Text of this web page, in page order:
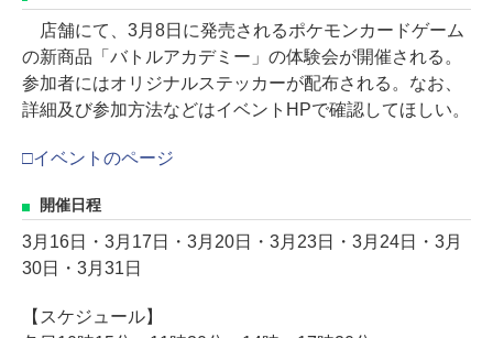
店舗にて、3月8日に発売されるポケモンカードゲーム
の新商品「バトルアカデミー」の体験会が開催される。
参加者にはオリジナルステッカーが配布される。なお、
詳細及び参加方法などはイベントHPで確認してほしい。
□イベントのページ
開催日程
3月16日・3月17日・3月20日・3月23日・3月24日・3月
30日・3月31日
【スケジュール】